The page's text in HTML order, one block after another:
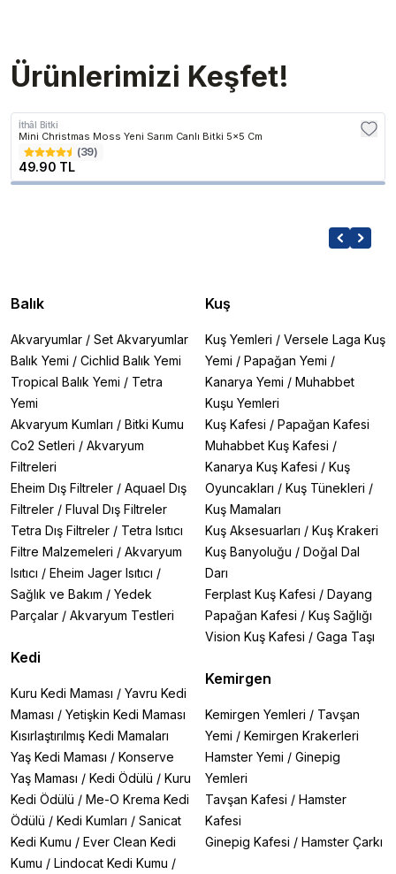
Ürünlerimizi Keşfet!
İthâl Bitki
Mini Christmas Moss Yeni Sarım Canlı Bitki 5x5 Cm
(39)
49.90 TL
Balık
Akvaryumlar / Set Akvaryumlar
Balık Yemi / Cichlid Balık Yemi
Tropical Balık Yemi / Tetra
Yemi
Akvaryum Kumları / Bitki Kumu
Co2 Setleri / Akvaryum
Filtreleri
Eheim Dış Filtreler / Aquael Dış
Filtreler / Fluval Dış Filtreler
Tetra Dış Filtreler / Tetra Isıtıcı
Filtre Malzemeleri / Akvaryum
Isıtıcı / Eheim Jager Isıtıcı /
Sağlık ve Bakım / Yedek
Parçalar / Akvaryum Testleri
Kedi
Kuru Kedi Maması / Yavru Kedi
Maması / Yetişkin Kedi Maması
Kısırlaştırılmış Kedi Mamaları
Yaş Kedi Maması / Konserve
Yaş Maması / Kedi Ödülü / Kuru
Kedi Ödülü / Me-O Krema Kedi
Ödülü / Kedi Kumları / Sanicat
Kedi Kumu / Ever Clean Kedi
Kumu / Lindocat Kedi Kumu /
Kuş
Kuş Yemleri / Versele Laga Kuş
Yemi / Papağan Yemi /
Kanarya Yemi / Muhabbet
Kuşu Yemleri
Kuş Kafesi / Papağan Kafesi
Muhabbet Kuş Kafesi /
Kanarya Kuş Kafesi / Kuş
Oyuncakları / Kuş Tünekleri /
Kuş Mamaları
Kuş Aksesuarları / Kuş Krakeri
Kuş Banyoluğu / Doğal Dal
Darı
Ferplast Kuş Kafesi / Dayang
Papağan Kafesi / Kuş Sağlığı
Vision Kuş Kafesi / Gaga Taşı
Kemirgen
Kemirgen Yemleri / Tavşan
Yemi / Kemirgen Krakerleri
Hamster Yemi / Ginepig
Yemleri
Tavşan Kafesi / Hamster
Kafesi
Ginepig Kafesi / Hamster Çarkı